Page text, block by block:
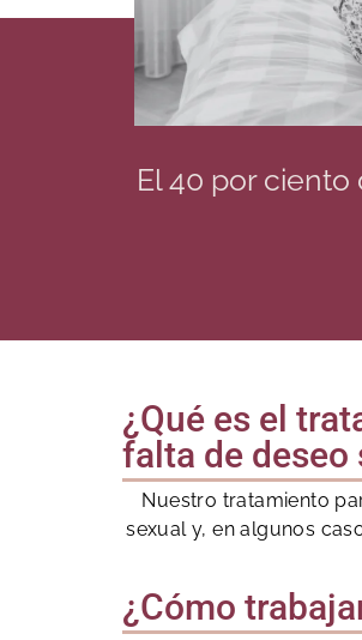
El 40 por
¿Qué es el
falta de deseo
Nuestro tratamiento
sexual y, en algunos
¿Cómo